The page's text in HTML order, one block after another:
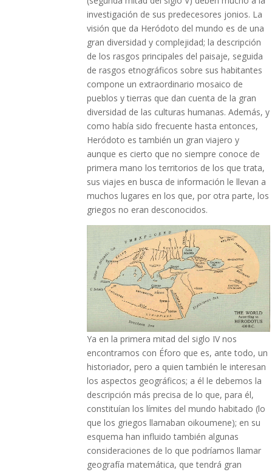
investigación de sus predecesores jonios. La
visión que da Heródoto del mundo es de una
gran diversidad y complejidad; la descripción
de los rasgos principales del paisaje, seguida
de rasgos etnográficos sobre sus habitantes
compone un extraordinario mosaico de
pueblos y tierras que dan cuenta de la gran
diversidad de las culturas humanas. Además, y
como había sido frecuente hasta entonces,
Heródoto es también un gran viajero y
aunque es cierto que no siempre conoce de
primera mano los territorios de los que trata,
sus viajes en busca de información le llevan a
muchos lugares en los que, por otra parte, los
griegos no eran desconocidos.
Ya en la primera mitad del siglo IV nos
encontramos con Éforo que es, ante todo, un
historiador, pero a quien también le interesan
los aspectos geográficos; a él le debemos la
descripción más precisa de lo que, para él,
constituían los límites del mundo habitado (lo
que los griegos llamaban oikoumene); en su
esquema han influido también algunas
consideraciones de lo que podríamos llamar
geografía matemática, que tendrá gran